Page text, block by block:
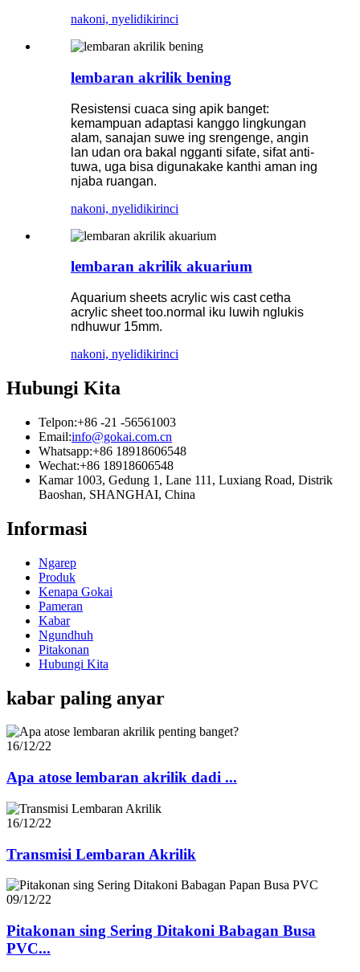
nakoni, nyelidikirinci
lembaran akrilik bening
Resistensi cuaca sing apik banget:
kemampuan adaptasi kanggo lingkungan
alam, sanajan suwe ing srengenge, angin
lan udan ora bakal ngganti sifate, sifat anti-
tuwa, uga bisa digunakake kanthi aman ing
njaba ruangan.
nakoni, nyelidikirinci
lembaran akrilik akuarium
Aquarium sheets acrylic wis cast cetha
acrylic sheet too.normal iku luwih nglukis
ndhuwur 15mm.
nakoni, nyelidikirinci
Hubungi Kita
Telpon:+86 -21 -56561003
Email:info@gokai.com.cn
Whatsapp:+86 18918606548
Wechat:+86 18918606548
Kamar 1003, Gedung 1, Lane 111, Luxiang Road, Distrik
Baoshan, SHANGHAI, China
Informasi
Ngarep
Produk
Kenapa Gokai
Pameran
Kabar
Ngundhuh
Pitakonan
Hubungi Kita
kabar paling anyar
16/12/22
Apa atose lembaran akrilik dadi ...
16/12/22
Transmisi Lembaran Akrilik
09/12/22
Pitakonan sing Sering Ditakoni Babagan Busa
PVC...